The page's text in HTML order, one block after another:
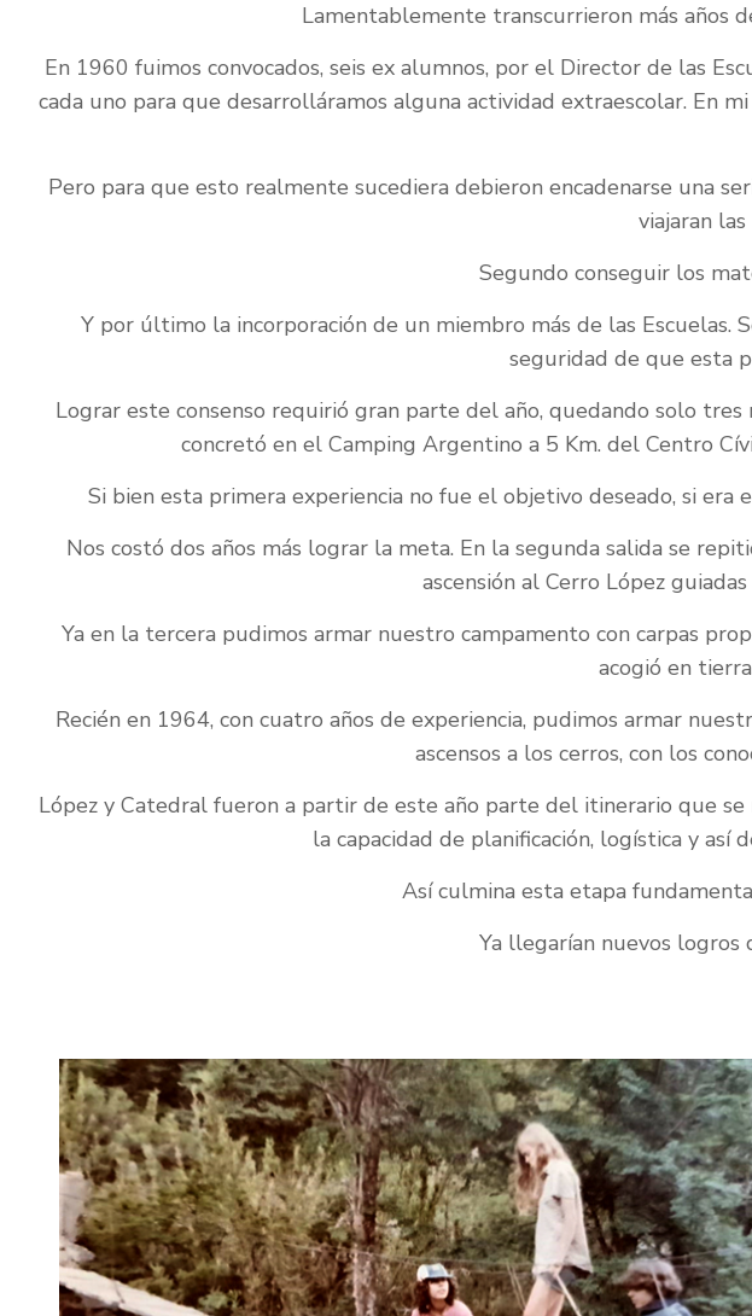
Lamentablemente transcurrieron más años
En 1960 fuimos convocados, seis ex alumnos, por el Director de las
cada uno para que desarrolláramos alguna actividad extraescolar. En
Pero para que esto realmente sucediera debieron encadenarse una
viajaran
Segundo conseguir los
Y por último la incorporación de un miembro más de las Escuelas.
seguridad de que esta
Lograr este consenso requirió gran parte del año, quedando solo
concretó en el Camping Argentino a 5 Km. del Centro
Si bien esta primera experiencia no fue el objetivo deseado, si
Nos costó dos años más lograr la meta. En la segunda salida se
ascensión al Cerro López
Ya en la tercera pudimos armar nuestro campamento con carpas
acogió en
Recién en 1964, con cuatro años de experiencia, pudimos armar
ascensos a los cerros, con los
López y Catedral fueron a partir de este año parte del itinerario que
la capacidad de planificación, logística y
Así culmina esta etapa
Ya llegarían nuevos logros